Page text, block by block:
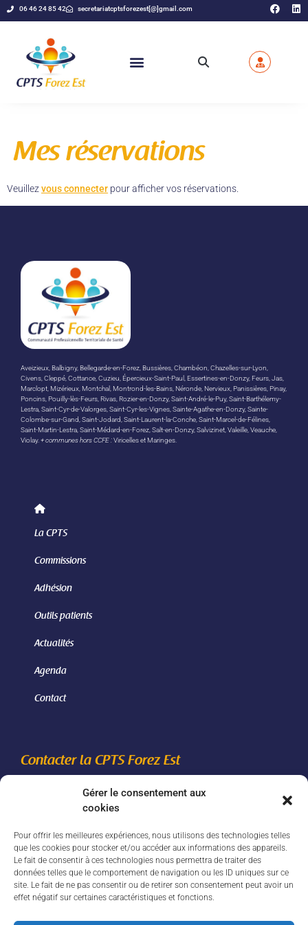
Gérer le consentement aux
cookies
Pour offrir les meilleures expériences, nous utilisons des technologies telles
que les cookies pour stocker et/ou accéder aux informations des appareils.
Le fait de consentir à ces technologies nous permettra de traiter des
données telles que le comportement de navigation ou les ID uniques sur ce
site. Le fait de ne pas consentir ou de retirer son consentement peut avoir un
effet négatif sur certaines caractéristiques et fonctions.
06 46 24 85 42 secretariatcptsforezest[@]gmail.com
Mes réservations
Veuillez vous connecter pour afficher vos réservations.
Aveizieux, Balbigny, Bellegarde-en-Forez, Bussières, Chambéon, Chazelles-sur-Lyon,
Civens, Cleppé, Cottance, Cuzieu, Épercieux-Saint-Paul, Essertines-en-Donzy, Feurs, Jas,
Marclopt, Mizérieux, Montchal, Montrond-les-Bains, Néronde, Nervieux, Panissières, Pinay,
Poncins, Pouilly-lès-Feurs, Rivas, Rozier-en-Donzy, Saint-André-le-Puy, Saint-Barthélemy-
Lestra, Saint-Cyr-de-Valorges, Saint-Cyr-les-Vignes, Sainte-Agathe-en-Donzy, Sainte-
Colombe-sur-Gand, Saint-Jodard, Saint-Laurent-la-Conche, Saint-Marcel-de-Félines,
Saint-Martin-Lestra, Saint-Médard-en-Forez, Salt-en-Donzy, Salvizinet, Valeille, Veauche,
Violay.+ communes hors CCFE :Viricelles et Maringes.
La CPTS
Commissions
Adhésion
Outils patients
Actualités
Agenda
Contact
Contacter la CPTS Forez Est
2910 route de Feurs - 42110 Civens
Nous écrire